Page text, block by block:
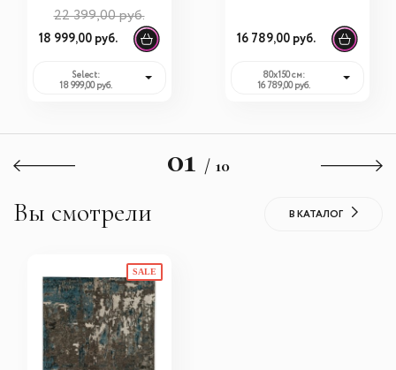
21.07.7683.00
22 399,00 руб.
18 999,00 руб.
Select:
18 999,00 руб.
16 789,00 руб.
80х150 см:
16 789,00 руб.
01 / 10
Вы смотрели В КАТАЛОГ
SALE